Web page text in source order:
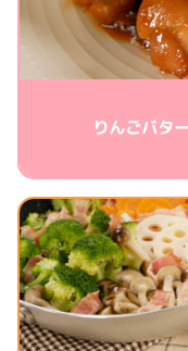
りんごバタ